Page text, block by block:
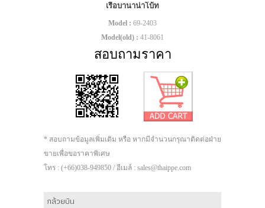
เรือบานาน่าโบ้ท
Model : 69-2403
Model(old) : 41-8061
สอบถามราคา
* สอบถามข้อมูลเพิ่มเติม หรือ หากมีจำนวนกรุณาติดต่อฝ่าย
ขายเพื่อขอราคาพิเศษ
โทร : (+66)038-949850 / อีเมล์ : sales@thaippe.com
กล้วยบิน